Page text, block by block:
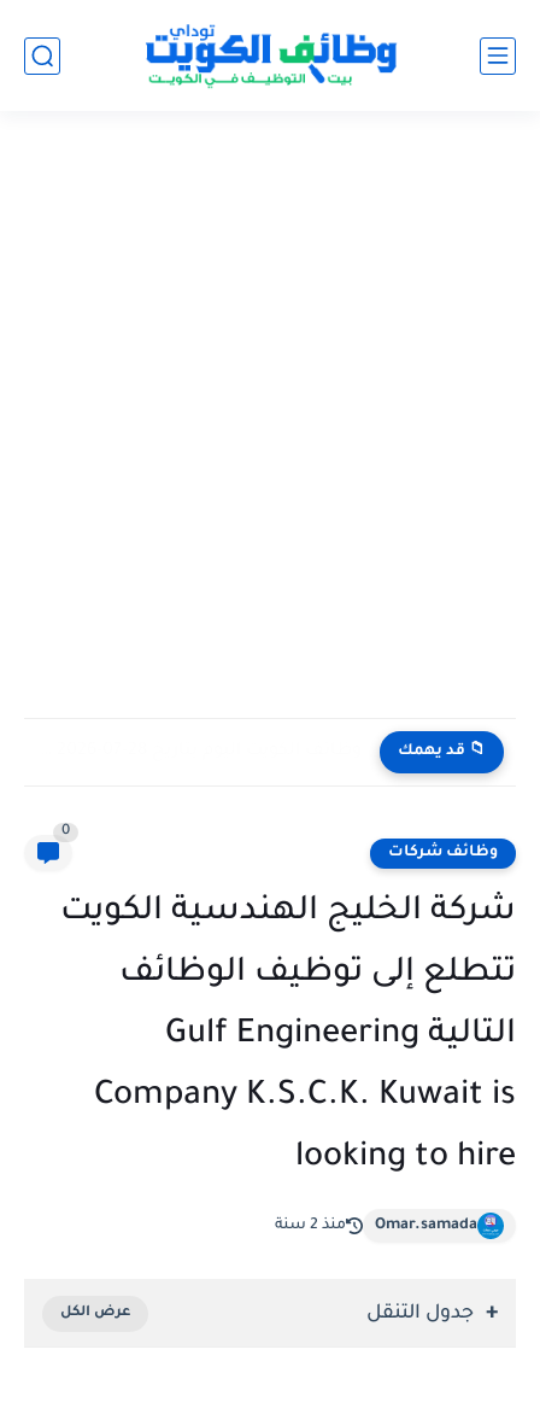
📁 قد يهمك
وظائف شركات
0
شركة الخليج الهندسية الكويت
تتطلع إلى توظيف الوظائف
التالية Gulf Engineering
Company K.S.C.K. Kuwait is
looking to hire
Omar.samada منذ 2 سنة
جدول التنقل